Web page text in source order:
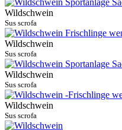
Wildschwein
Sus scrofa
Wildschwein
Sus scrofa
Wildschwein
Sus scrofa
Wildschwein
Sus scrofa